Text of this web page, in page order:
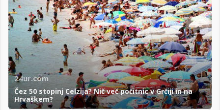
24ur.com
Čez 50 stopinj Celzija? Nič več počitnic v Grčiji in na
Hrvaškem?